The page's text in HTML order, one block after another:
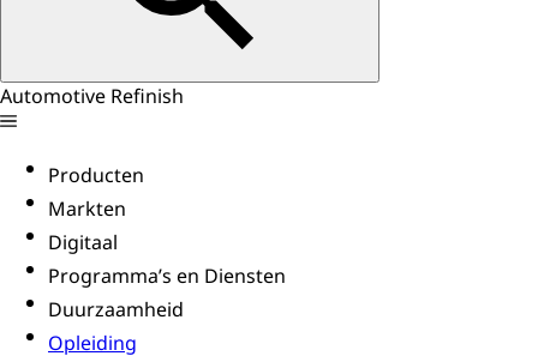
Automotive Refinish
Producten
Markten
Digitaal
Programma’s en Diensten
Duurzaamheid
Opleiding